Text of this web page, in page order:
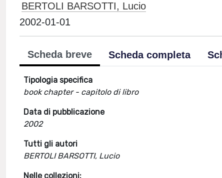
BERTOLI BARSOTTI, Lucio
2002-01-01
Scheda breve Scheda completa
Tipologia specifica
book chapter - capitolo di libro
Data di pubblicazione
2002
Tutti gli autori
BERTOLI BARSOTTI, Lucio
Nelle collezioni: